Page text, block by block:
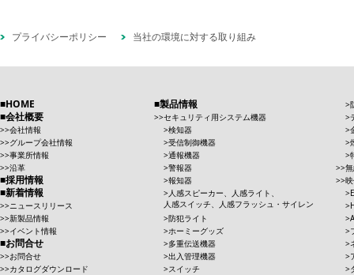
プライバシーポリシー 当社の環境に対する取り組み
HOME
会社概要
会社情報
グループ会社情報
事業所情報
沿革
採用情報
新着情報
ニュースリリース
新製品情報
イベント情報
お問合せ
お問合せ
カタログダウンロード
製品情報
セキュリティ用システム機器
検知器
受信制御機器
通報機器
警報器
報知器
人感スピーカー、人感ライト、
人感スイッチ、人感フラッシュ・サイレン
防犯ライト
ホーミーグッズ
多重伝送機器
出入管理機器
スイッチ